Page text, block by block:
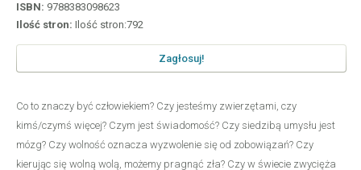
ISBN: 9788383098623
Ilość stron: Ilość stron:792
Zagłosuj!
Co to znaczy być człowiekiem? Czy jesteśmy zwierzętami, czy
kimś/czymś więcej? Czym jest świadomość? Czy siedzibą umysłu jest
mózg? Czy wolność oznacza wyzwolenie się od zobowiązań? Czy
kierując się wolną wolą, możemy pragnąć zła? Czy w świecie zwycięża